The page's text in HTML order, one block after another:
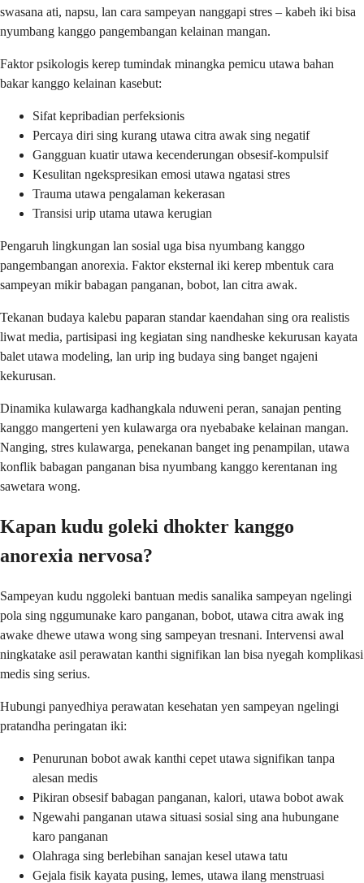
swasana ati, napsu, lan cara sampeyan nanggapi stres – kabeh iki bisa
nyumbang kanggo pangembangan kelainan mangan.
Faktor psikologis kerep tumindak minangka pemicu utawa bahan
bakar kanggo kelainan kasebut:
Sifat kepribadian perfeksionis
Percaya diri sing kurang utawa citra awak sing negatif
Gangguan kuatir utawa kecenderungan obsesif-kompulsif
Kesulitan ngekspresikan emosi utawa ngatasi stres
Trauma utawa pengalaman kekerasan
Transisi urip utama utawa kerugian
Pengaruh lingkungan lan sosial uga bisa nyumbang kanggo
pangembangan anorexia. Faktor eksternal iki kerep mbentuk cara
sampeyan mikir babagan panganan, bobot, lan citra awak.
Tekanan budaya kalebu paparan standar kaendahan sing ora realistis
liwat media, partisipasi ing kegiatan sing nandheske kekurusan kayata
balet utawa modeling, lan urip ing budaya sing banget ngajeni
kekurusan.
Dinamika kulawarga kadhangkala nduweni peran, sanajan penting
kanggo mangerteni yen kulawarga ora nyebabake kelainan mangan.
Nanging, stres kulawarga, penekanan banget ing penampilan, utawa
konflik babagan panganan bisa nyumbang kanggo kerentanan ing
sawetara wong.
Kapan kudu goleki dhokter kanggo
anorexia nervosa?
Sampeyan kudu nggoleki bantuan medis sanalika sampeyan ngelingi
pola sing nggumunake karo panganan, bobot, utawa citra awak ing
awake dhewe utawa wong sing sampeyan tresnani. Intervensi awal
ningkatake asil perawatan kanthi signifikan lan bisa nyegah komplikasi
medis sing serius.
Hubungi panyedhiya perawatan kesehatan yen sampeyan ngelingi
pratandha peringatan iki:
Penurunan bobot awak kanthi cepet utawa signifikan tanpa
alesan medis
Pikiran obsesif babagan panganan, kalori, utawa bobot awak
Ngewahi panganan utawa situasi sosial sing ana hubungane
karo panganan
Olahraga sing berlebihan sanajan kesel utawa tatu
Gejala fisik kayata pusing, lemes, utawa ilang menstruasi